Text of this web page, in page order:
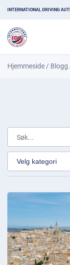
INTERNATIONAL DRIVING
Hjemmeside / Blogg